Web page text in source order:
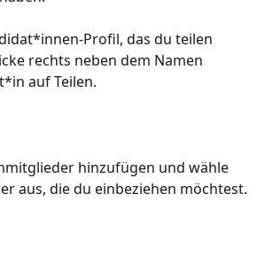
Profil, das du teilen
rechts neben dem Namen
auf Teilen.
hinzufügen und wähle
aus, die du einbeziehen möchtest.